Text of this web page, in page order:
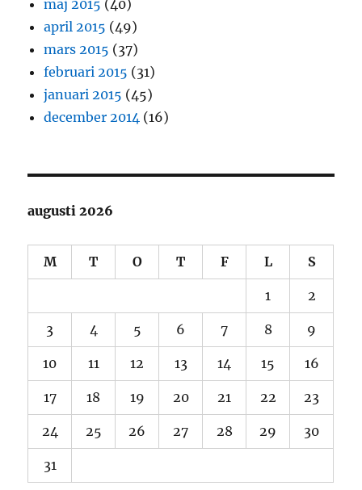
maj 2015 (40)
april 2015 (49)
mars 2015 (37)
februari 2015 (31)
januari 2015 (45)
december 2014 (16)
augusti 2026
M T O T F L S
1 2
3 4 5 6 7 8 9
10 11 12 13 14 15 16
17 18 19 20 21 22 23
24 25 26 27 28 29 30
31